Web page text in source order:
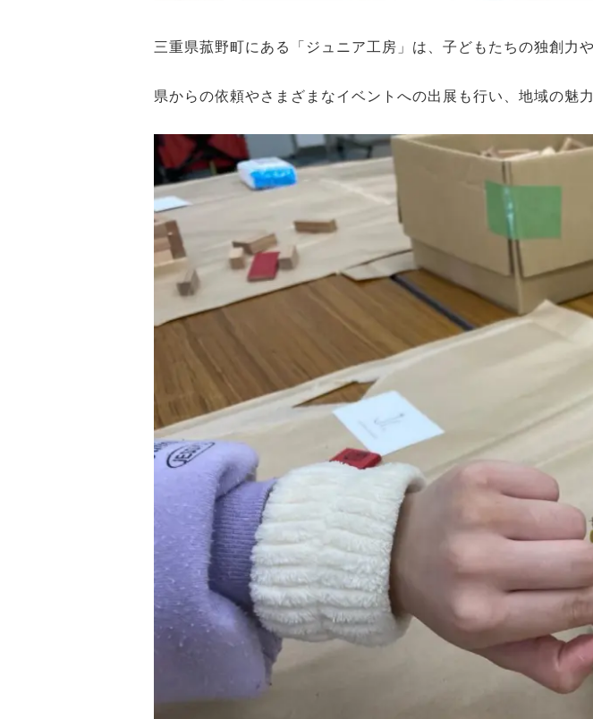
三重県菰野町にある「ジュニア工房」は、子どもたちの独創力
県からの依頼やさまざまなイベントへの出展も行い、地域の魅